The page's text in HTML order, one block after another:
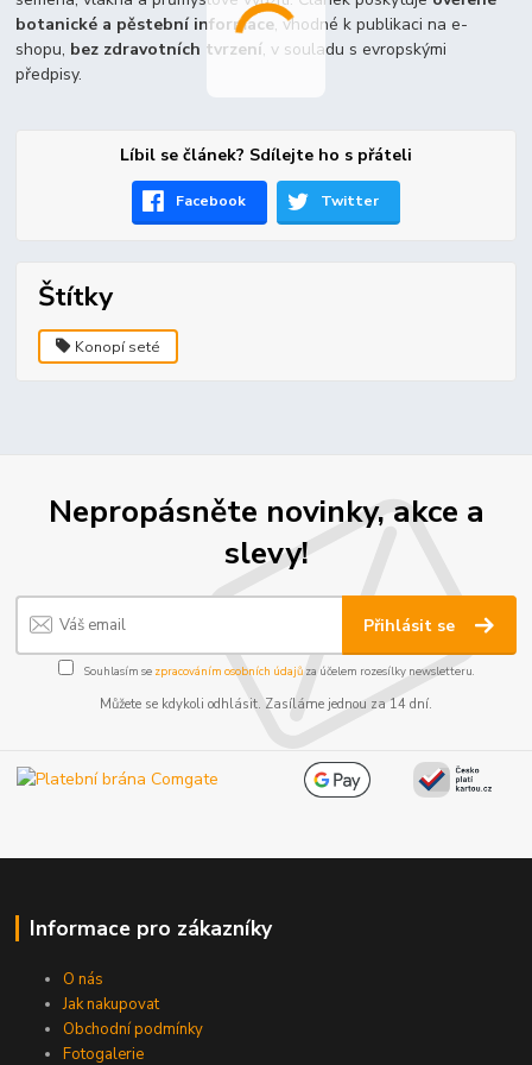
botanické a pěstební informace, vhodné k publikaci na e-
shopu, bez zdravotních tvrzení, v souladu s evropskými
předpisy.
Líbil se článek? Sdílejte ho s přáteli
Facebook Twitter
Štítky
Konopí seté
Nepropásněte novinky, akce a
slevy!
Přihlásit se
Souhlasím se zpracováním osobních údajůza účelem rozesílky newsletteru.
Můžete se kdykoli odhlásit. Zasíláme jednou za 14 dní.
Informace pro zákazníky
O nás
Jak nakupovat
Obchodní podmínky
Fotogalerie